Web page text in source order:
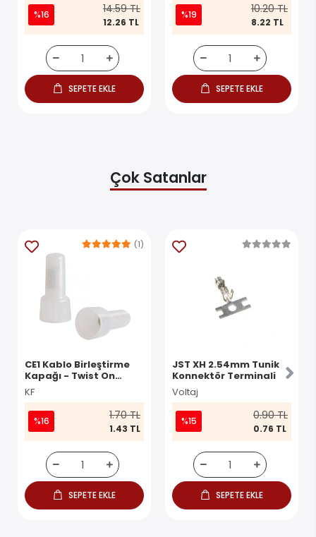
%16 14.59 TL
12.26 TL
SEPETE EKLE
%19 10.20 TL
8.22 TL
SEPETE EKLE
Çok Satanlar
CE1 Kablo Birleştirme
Kapağı - Twist On
Konnektör
KF
(1)
%16 1.70 TL
1.43 TL
SEPETE EKLE
JST XH 2.54mm Tunik
Konnektör Terminali
Voltaj
%15 0.90 TL
0.76 TL
SEPETE EKLE